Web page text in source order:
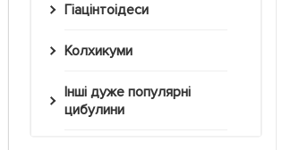
Гіацінтоідеси
Колхикуми
Інші дуже популярні
цибулини